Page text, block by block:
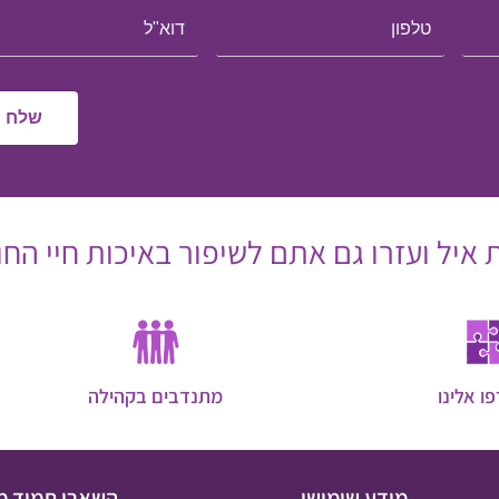
ועזרו גם אתם לשיפור באיכות חיי
אלינו מתנדבים בקהילה